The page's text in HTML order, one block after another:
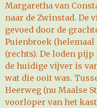
Margaretha van
naar de Zwinstad. De
gevoed door de
Puienbroek
(rechts). De loden
de huidige vijver is
wat die ooit was.
Heerweg (nu Maalse
voorloper van het